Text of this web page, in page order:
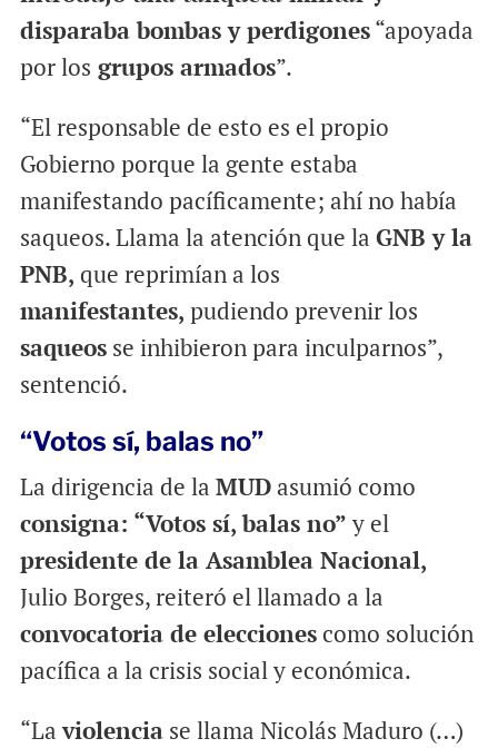
disparaba bombas y perdigones“apoyada
por los grupos armados”.
“El responsable de esto es el propio
Gobierno porque la gente estaba
manifestando pacíficamente; ahí no había
saqueos. Llama la atención que la GNB y la
PNB, que reprimían a los
manifestantes, pudiendo prevenir los
saqueosse inhibieron para inculparnos”,
sentenció.
“Votos sí, balas no”
La dirigencia de la MUDasumió como
consigna: “Votos sí, balas no”y el
presidente de la Asamblea Nacional,
Julio Borges, reiteró el llamado a la
convocatoria de eleccionescomo solución
pacífica a la crisis social y económica.
“Laviolenciase llama Nicolás Maduro (…)